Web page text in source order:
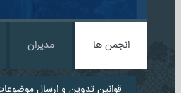
انجمن ها مدیران
قوانین تدوین و ارسال